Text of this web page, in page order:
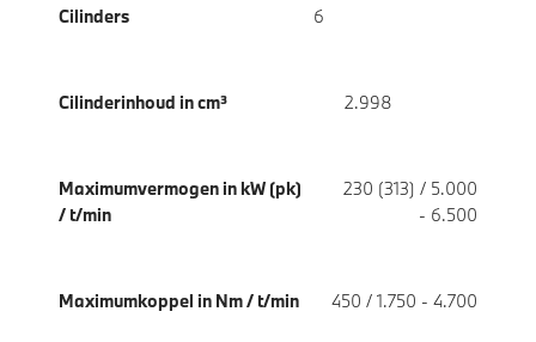
Cilinders 6
Cilinderinhoud in cm³ 2.998
Maximumvermogen in kW (pk)
/ t/min
230 (313) / 5.000
- 6.500
Maximumkoppel in Nm / t/min 450 / 1.750 - 4.700